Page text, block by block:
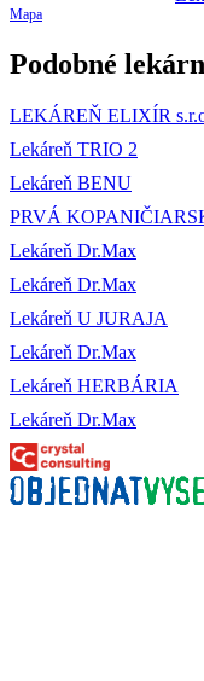
Mapa
Podobné
LEKÁREŇ ELIXÍR
Lekáreň TRIO 2
Lekáreň BENU
PRVÁ
Lekáreň Dr.Max
Lekáreň Dr.Max
Lekáreň U JURAJA
Lekáreň Dr.Max
Lekáreň HERBÁRIA
Lekáreň Dr.Max